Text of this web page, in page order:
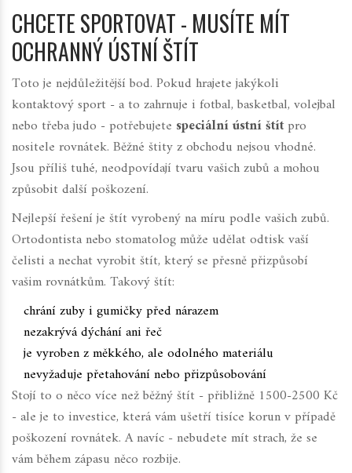
CHCETE SPORTOVAT - MUSÍTE MÍT
OCHRANNÝ ÚSTNÍ ŠTÍT
Toto je nejdůležitější bod. Pokud hrajete jakýkoli
kontaktový sport - a to zahrnuje i fotbal, basketbal, volejbal
nebo třeba judo - potřebujete speciální ústní štítpro
nositele rovnátek. Běžné štity z obchodu nejsou vhodné.
Jsou příliš tuhé, neodpovídají tvaru vašich zubů a mohou
způsobit další poškození.
Nejlepší řešení je štít vyrobený na míru podle vašich zubů.
Ortodontista nebo stomatolog může udělat odtisk vaší
čelisti a nechat vyrobit štít, který se přesně přizpůsobí
vašim rovnátkům. Takový štít:
chrání zuby i gumičky před nárazem
nezakrývá dýchání ani řeč
je vyroben z měkkého, ale odolného materiálu
nevyžaduje přetahování nebo přizpůsobování
Stojí to o něco více než běžný štít - přibližně 1500-2500 Kč
- ale je to investice, která vám ušetří tisíce korun v případě
poškození rovnátek. A navíc - nebudete mít strach, že se
vám během zápasu něco rozbije.